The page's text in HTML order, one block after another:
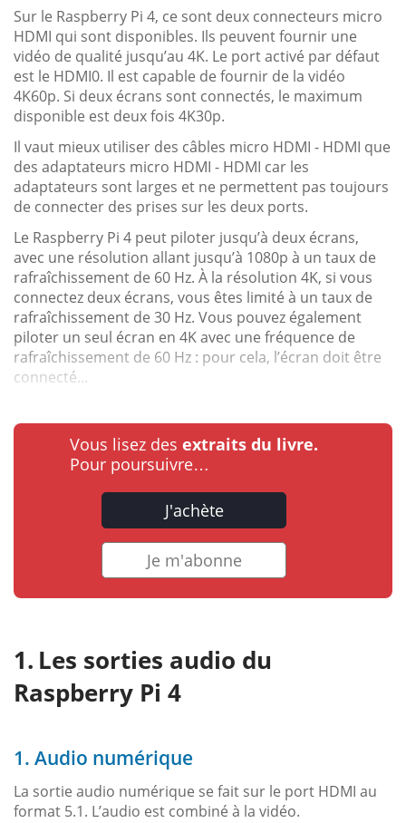
Sur le Raspberry Pi 4, ce sont deux connecteurs micro
HDMI qui sont disponibles. Ils peuvent fournir une
vidéo de qualité jusqu’au 4K. Le port activé par défaut
est le HDMI0. Il est capable de fournir de la vidéo
4K60p. Si deux écrans sont connectés, le maximum
disponible est deux fois 4K30p.
Il vaut mieux utiliser des câbles micro HDMI - HDMI que
des adaptateurs micro HDMI - HDMI car les
adaptateurs sont larges et ne permettent pas toujours
de connecter des prises sur les deux ports.
Le Raspberry Pi 4 peut piloter jusqu’à deux écrans,
avec une résolution allant jusqu’à 1080p à un taux de
rafraîchissement de 60 Hz. À la résolution 4K, si vous
connectez deux écrans, vous êtes limité à un taux de
rafraîchissement de 30 Hz. Vous pouvez également
piloter un seul écran en 4K avec une fréquence de
rafraîchissement de 60 Hz : pour cela, l’écran doit être
connecté...
Vous lisez des extraits du livre.
Pour poursuivre…
J'achète
Je m'abonne
Les sorties audio du
Raspberry Pi 4
1. Audio numérique
La sortie audio numérique se fait sur le port HDMI au
format 5.1. L’audio est combiné à la vidéo.